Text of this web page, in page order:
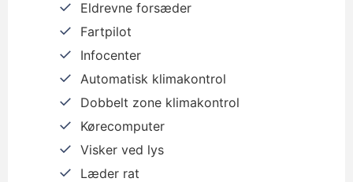
Eldrevne forsæder
Fartpilot
Infocenter
Automatisk klimakontrol
Dobbelt zone klimakontrol
Kørecomputer
Visker ved lys
Læder rat